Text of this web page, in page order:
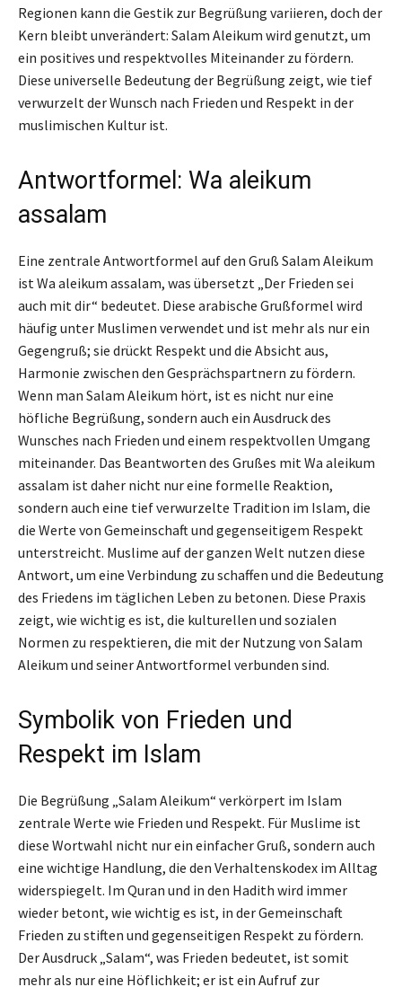
Regionen kann die Gestik zur Begrüßung variieren, doch der
Kern bleibt unverändert: Salam Aleikum wird genutzt, um
ein positives und respektvolles Miteinander zu fördern.
Diese universelle Bedeutung der Begrüßung zeigt, wie tief
verwurzelt der Wunsch nach Frieden und Respekt in der
muslimischen Kultur ist.
Antwortformel: Wa aleikum
assalam
Eine zentrale Antwortformel auf den Gruß Salam Aleikum
ist Wa aleikum assalam, was übersetzt „Der Frieden sei
auch mit dir“ bedeutet. Diese arabische Grußformel wird
häufig unter Muslimen verwendet und ist mehr als nur ein
Gegengruß; sie drückt Respekt und die Absicht aus,
Harmonie zwischen den Gesprächspartnern zu fördern.
Wenn man Salam Aleikum hört, ist es nicht nur eine
höfliche Begrüßung, sondern auch ein Ausdruck des
Wunsches nach Frieden und einem respektvollen Umgang
miteinander. Das Beantworten des Grußes mit Wa aleikum
assalam ist daher nicht nur eine formelle Reaktion,
sondern auch eine tief verwurzelte Tradition im Islam, die
die Werte von Gemeinschaft und gegenseitigem Respekt
unterstreicht. Muslime auf der ganzen Welt nutzen diese
Antwort, um eine Verbindung zu schaffen und die Bedeutung
des Friedens im täglichen Leben zu betonen. Diese Praxis
zeigt, wie wichtig es ist, die kulturellen und sozialen
Normen zu respektieren, die mit der Nutzung von Salam
Aleikum und seiner Antwortformel verbunden sind.
Symbolik von Frieden und
Respekt im Islam
Die Begrüßung „Salam Aleikum“ verkörpert im Islam
zentrale Werte wie Frieden und Respekt. Für Muslime ist
diese Wortwahl nicht nur ein einfacher Gruß, sondern auch
eine wichtige Handlung, die den Verhaltenskodex im Alltag
widerspiegelt. Im Quran und in den Hadith wird immer
wieder betont, wie wichtig es ist, in der Gemeinschaft
Frieden zu stiften und gegenseitigen Respekt zu fördern.
Der Ausdruck „Salam“, was Frieden bedeutet, ist somit
mehr als nur eine Höflichkeit; er ist ein Aufruf zur